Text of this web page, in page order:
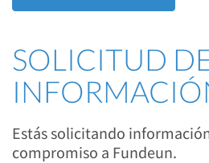
SOLICITUD
Estás solicitando
compromiso a Fundeun.